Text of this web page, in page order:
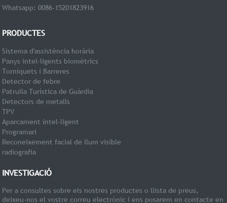
Whatsapp: 0086-15201823916
PRODUCTES
Sistema d'assistència horària
Panys intel·ligents biomètrics
Torniquets i Barreres
Detector de febre
Patrulla Turística de Guàrdia
Detectors de metalls
TPV
Aparcament intel·ligent
Programari
Reconeixement facial de llum visible
radiografia
INVESTIGACIÓ
Per a consultes sobre els nostres productes o llista de preus,
deixeu-nos el vostre correu electrònic i ens posarem en contacte en